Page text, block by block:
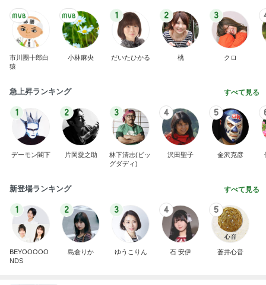
市川團十郎白
猿
小林麻央
1
だいたひかる
2
桃
3
クロ
急上昇ランキング すべて見る
1
デーモン閣下
2
片岡愛之助
3
林下清志(ビッ
グダディ)
4
沢田聖子
5
金沢克彦
新登場ランキング すべて見る
1
BEYOOOOO
NDS
2
島倉りか
3
ゆうこりん
4
石 安伊
5
蒼井心音